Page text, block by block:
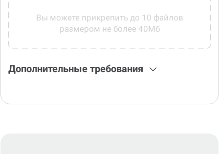
Вы можете прикрепить до 10 файлов
размером не более 40Мб
Дополнительные требования